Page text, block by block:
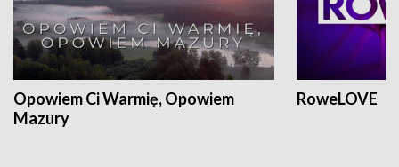
Opowiem Ci Warmię, Opowiem
Mazury
RoweLOVE